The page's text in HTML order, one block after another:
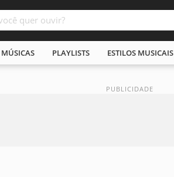
PLAYLISTS ESTILOS MUSICAIS